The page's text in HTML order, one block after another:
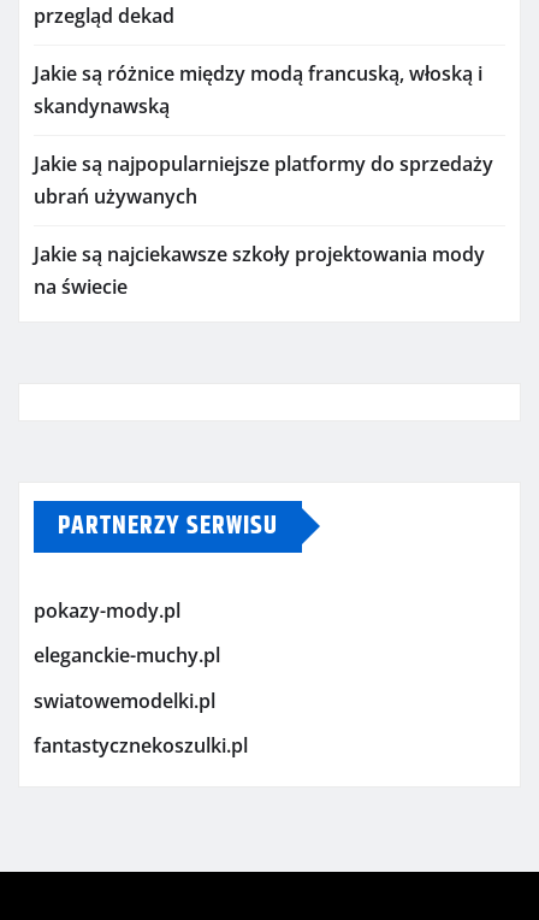
przegląd dekad
Jakie są różnice między modą francuską, włoską i
skandynawską
Jakie są najpopularniejsze platformy do sprzedaży
ubrań używanych
Jakie są najciekawsze szkoły projektowania mody
na świecie
PARTNERZY SERWISU
pokazy-mody.pl
eleganckie-muchy.pl
swiatowemodelki.pl
fantastycznekoszulki.pl